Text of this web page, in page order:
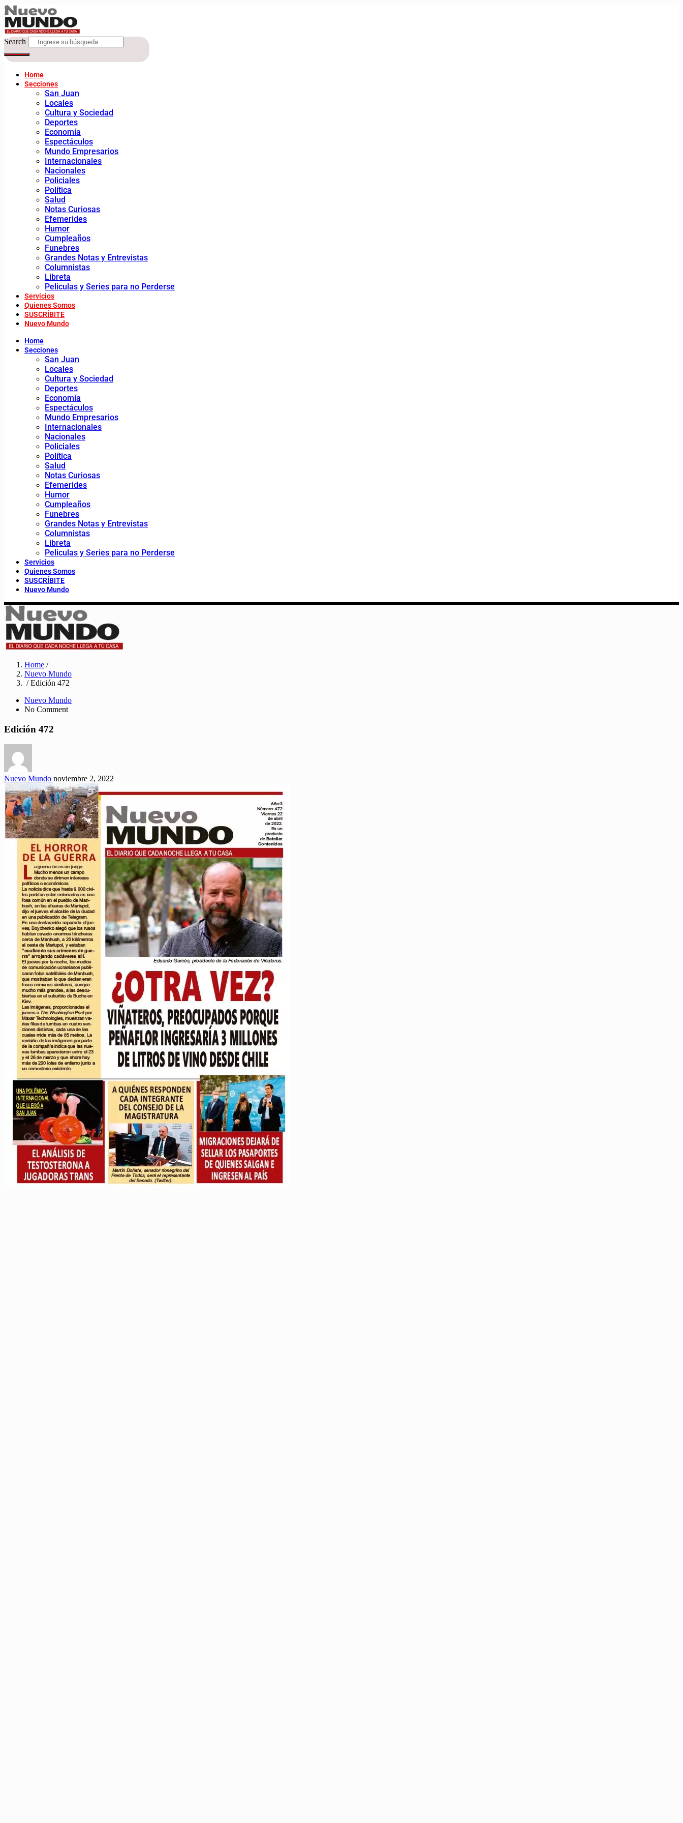
Search
Home
Secciones
San Juan
Locales
Cultura y Sociedad
Deportes
Economía
Espectáculos
Mundo Empresarios
Internacionales
Nacionales
Policiales
Política
Salud
Notas Curiosas
Efemerides
Humor
Cumpleaños
Funebres
Grandes Notas y Entrevistas
Columnistas
Libreta
Peliculas y Series para no Perderse
Servicios
Quienes Somos
SUSCRÍBITE
Nuevo Mundo
Home
Secciones
San Juan
Locales
Cultura y Sociedad
Deportes
Economía
Espectáculos
Mundo Empresarios
Internacionales
Nacionales
Policiales
Política
Salud
Notas Curiosas
Efemerides
Humor
Cumpleaños
Funebres
Grandes Notas y Entrevistas
Columnistas
Libreta
Peliculas y Series para no Perderse
Servicios
Quienes Somos
SUSCRÍBITE
Nuevo Mundo
Home /
Nuevo Mundo
/ Edición 472
Nuevo Mundo
No Comment
Edición 472
Nuevo Mundo noviembre 2, 2022